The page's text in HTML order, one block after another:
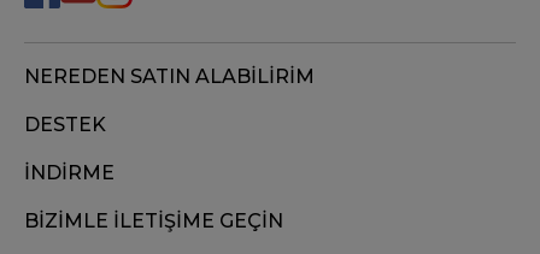
NEREDEN SATIN ALABİLİRİM
DESTEK
İNDİRME
BİZİMLE İLETİŞİME GEÇİN